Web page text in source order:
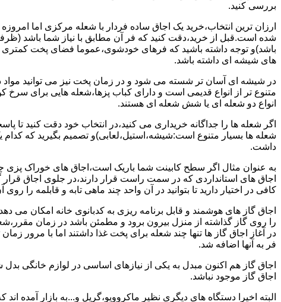
بررسی کنید.
ارزان ترین انتخاب،خرید یک اجاق ساده فردار با شعله مرکزی اما
شده است.قبل از خرید،دقت کنید که فر آن مطابق با نیاز شما باشد
باشد)و توجه داشته باشید که فرهای خودشوی،عموما فضای پخت کمتری
های شیشه ای داشته باشد.
در شیشه ای آسان تر شسته می شود و در زمان پخت نیز می توانید مواد
متنوع تر از انواع قدیمی است و دارای کباب پزها،شعله هایی برای
انواع دو شعله ای یا شش شعله ای هستند.
اگر شعله ها را جداگانه خریداری می کنید،در انتخاب خود دقت کنید تا
شعله ها بسیار متنوع است:شیشه،استیل،لعابی)و تصمیم بگیرید که کدام
داشت.
به عنوان مثال اگر سطح کابینت شما باریک است،اجاق های خوراک پزی
اجاق های استانداردی که در سمت راست قرار دارند،در جلوی اجاق
کافی در اختیار دارید تا بتوانید در آن واحد چند ماهی تابه و قابلمه را روی
اجاق گاز های هوشمند و قابل برنامه ریزی به کدبانوی خانه امکان می
را روی گاز گذاشته از منزل بیرون برود و مطمئن باشد در زمان
در آغاز اجاق گاز ها تنها چند شعله برای پخت غذا داشتند اما با مرور
فر به آنها اضافه شد.
اجاق گاز هم اکنون مبدل به یکی از نیازهای اساسی در لوازم خانگی
اجاق گاز موجود نباشد.
البته اخیرا دستگاه های دیگری نظیر ماکروویو،گریل و...به بازار آمده اند